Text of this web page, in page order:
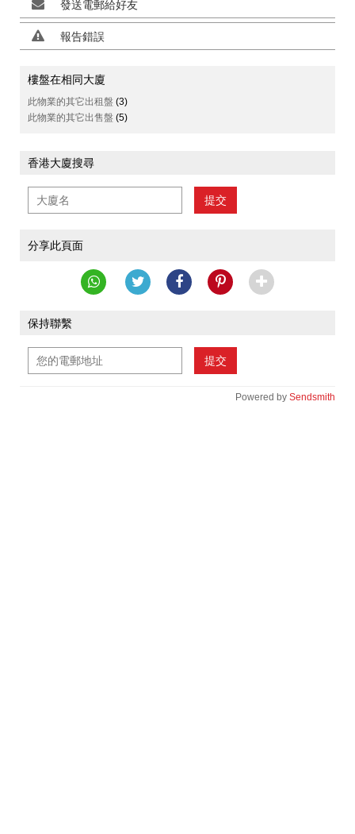
發送電郵給好友
報告錯誤
樓盤在相同大廈
此物業的其它出租盤 (3)
此物業的其它出售盤 (5)
香港大廈搜尋
提交
分享此頁面
保持聯繫
提交
Powered by Sendsmith